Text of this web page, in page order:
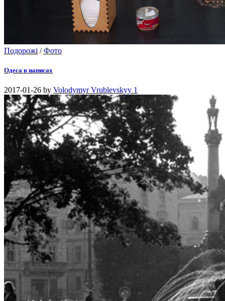
Подорожі /Фото
Одеса в написах
2017-01-26 by Volodymyr Vrublevskyy 1